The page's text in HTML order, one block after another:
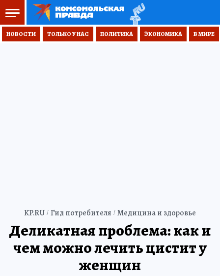
НОВОСТИ ТОЛЬКО У НАС ПОЛИТИКА ЭКОНОМИКА В МИРЕ
KP.RU Гид потребителя Медицина и здоровье
Деликатная проблема: как и
чем можно лечить цистит у
женщин